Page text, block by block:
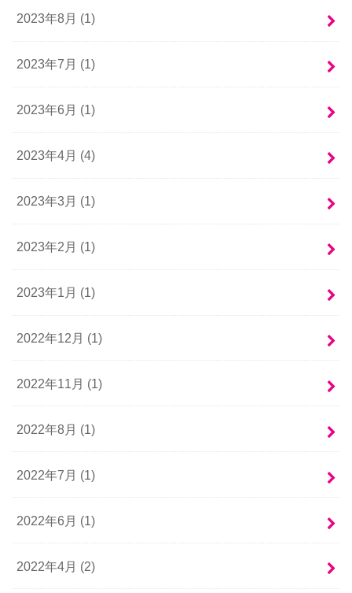
2023年8月 (1)
2023年7月 (1)
2023年6月 (1)
2023年4月 (4)
2023年3月 (1)
2023年2月 (1)
2023年1月 (1)
2022年12月 (1)
2022年11月 (1)
2022年8月 (1)
2022年7月 (1)
2022年6月 (1)
2022年4月 (2)